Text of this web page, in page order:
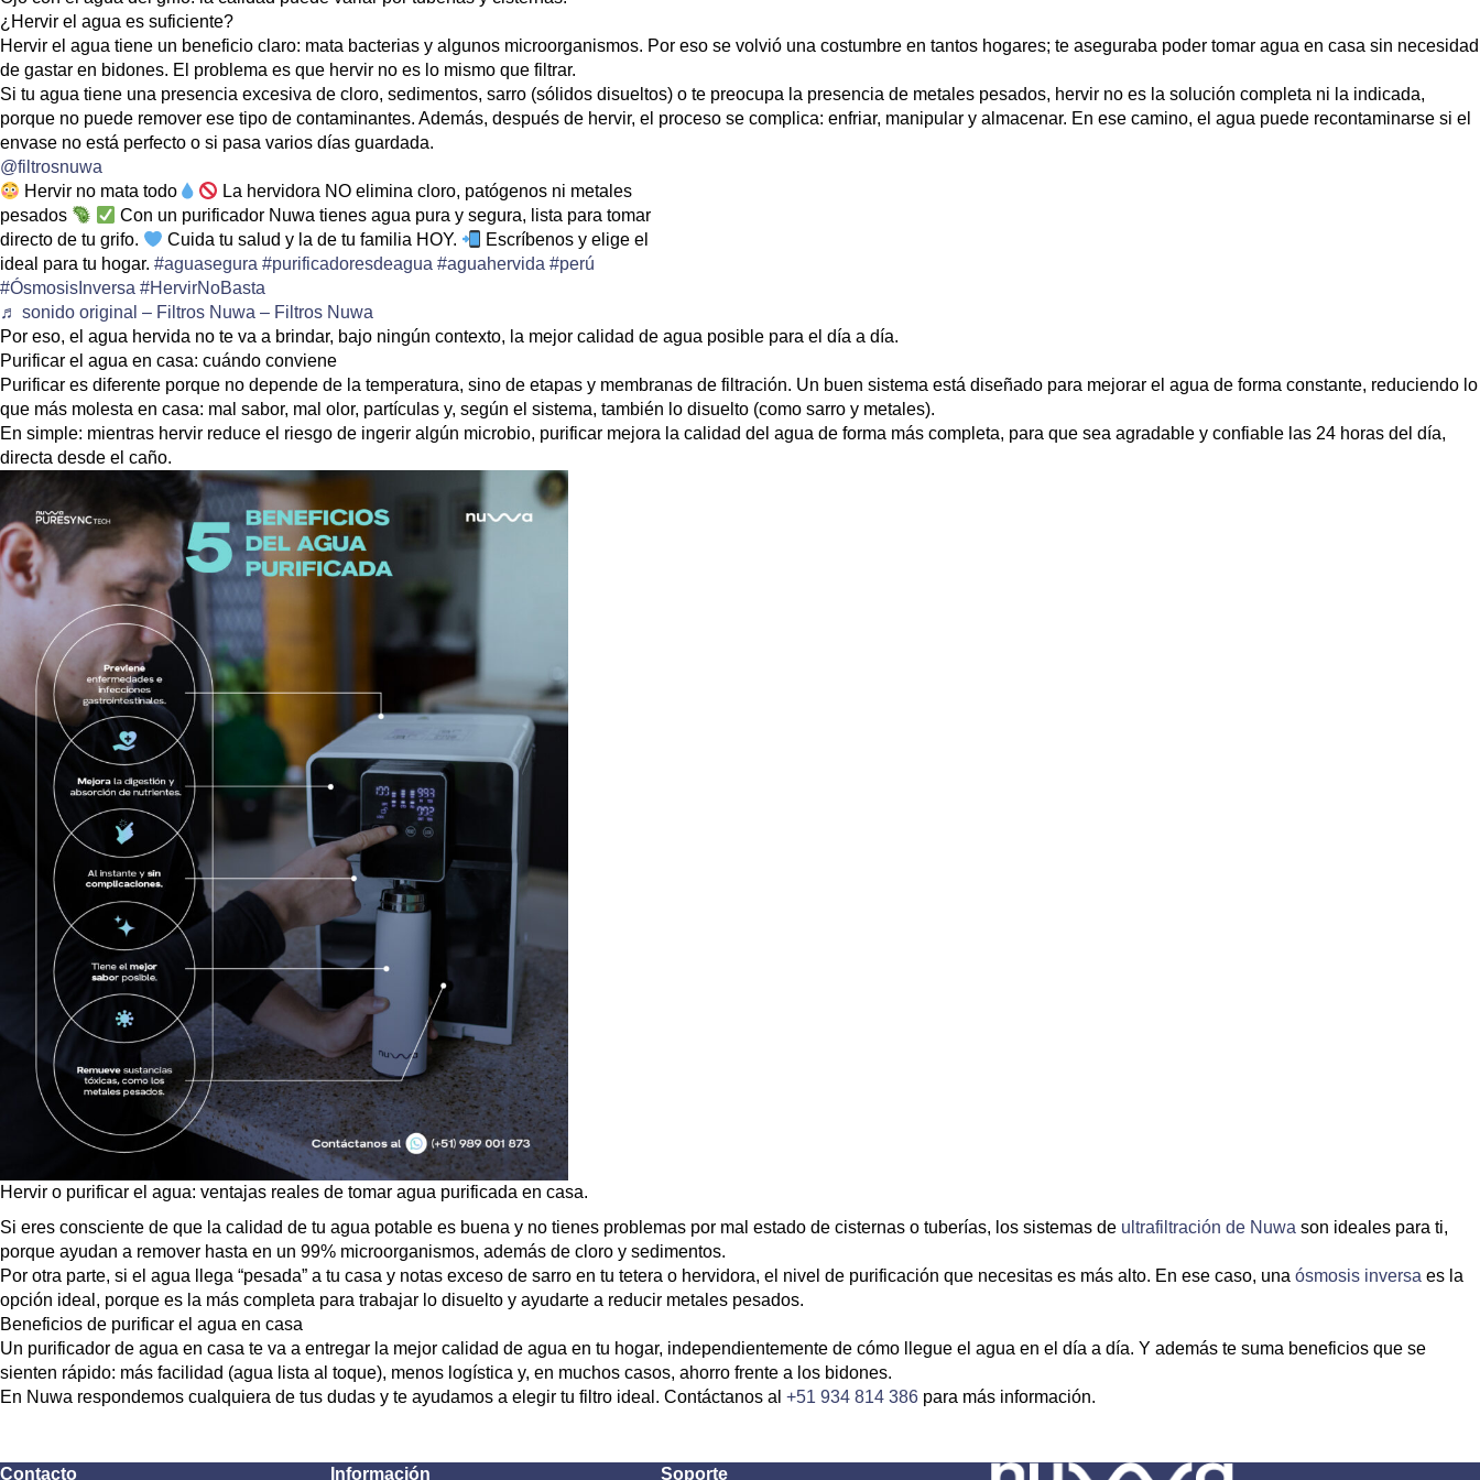
¿Hervir el agua es suficiente?
Hervir el agua tiene un beneficio claro: mata bacterias y algunos microorganismos. Por eso se volvió una costumbre en tantos hogares; te aseguraba poder tomar agua en casa sin necesidad
de gastar en bidones. El problema es que hervir no es lo mismo que filtrar.
Si tu agua tiene una presencia excesiva de cloro, sedimentos, sarro (sólidos disueltos) o te preocupa la presencia de metales pesados, hervir no es la solución completa ni la indicada,
porque no puede remover ese tipo de contaminantes. Además, después de hervir, el proceso se complica: enfriar, manipular y almacenar. En ese camino, el agua puede recontaminarse si el
envase no está perfecto o si pasa varios días guardada.
@filtrosnuwa
Hervir no mata todo
La hervidora NO elimina cloro, patógenos ni metales
pesados
Con un purificador Nuwa tienes agua pura y segura, lista para tomar
directo de tu grifo.
Cuida tu salud y la de tu familia HOY.
Escríbenos y elige el
ideal para tu hogar. #aguasegura #purificadoresdeagua #aguahervida #perú
#ÓsmosisInversa #HervirNoBasta
♬ sonido original – Filtros Nuwa – Filtros Nuwa
Por eso, el agua hervida no te va a brindar, bajo ningún contexto, la mejor calidad de agua posible para el día a día.
Purificar el agua en casa: cuándo conviene
Purificar es diferente porque no depende de la temperatura, sino de etapas y membranas de filtración. Un buen sistema está diseñado para mejorar el agua de forma constante, reduciendo lo
que más molesta en casa: mal sabor, mal olor, partículas y, según el sistema, también lo disuelto (como sarro y metales).
En simple: mientras hervir reduce el riesgo de ingerir algún microbio, purificar mejora la calidad del agua de forma más completa, para que sea agradable y confiable las 24 horas del día,
directa desde el caño.
Hervir o purificar el agua: ventajas reales de tomar agua purificada en casa.
Si eres consciente de que la calidad de tu agua potable es buena y no tienes problemas por mal estado de cisternas o tuberías, los sistemas de ultrafiltración de Nuwa son ideales para ti,
porque ayudan a remover hasta en un 99% microorganismos, además de cloro y sedimentos.
Por otra parte, si el agua llega “pesada” a tu casa y notas exceso de sarro en tu tetera o hervidora, el nivel de purificación que necesitas es más alto. En ese caso, una ósmosis inversa es la
opción ideal, porque es la más completa para trabajar lo disuelto y ayudarte a reducir metales pesados.
Beneficios de purificar el agua en casa
Un purificador de agua en casa te va a entregar la mejor calidad de agua en tu hogar, independientemente de cómo llegue el agua en el día a día. Y además te suma beneficios que se
sienten rápido: más facilidad (agua lista al toque), menos logística y, en muchos casos, ahorro frente a los bidones.
En Nuwa respondemos cualquiera de tus dudas y te ayudamos a elegir tu filtro ideal. Contáctanos al +51 934 814 386 para más información.
Contacto Información Soporte